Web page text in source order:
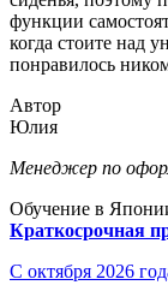
функции
когда стоите над
понравилось
Автор
Юлия
Менеджер по
Обучение в
Краткосрочная
С октября 2026